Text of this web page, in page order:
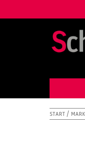
START